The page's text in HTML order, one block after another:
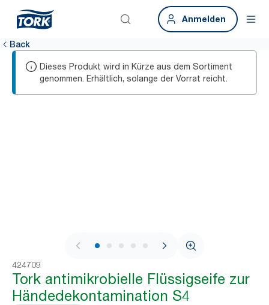
Anmelden
Back
Dieses Produkt wird in Kürze aus dem Sortiment
genommen. Erhältlich, solange der Vorrat reicht.
1 / 7
424709
Tork antimikrobielle Flüssigseife zur
Händedekontamination S4